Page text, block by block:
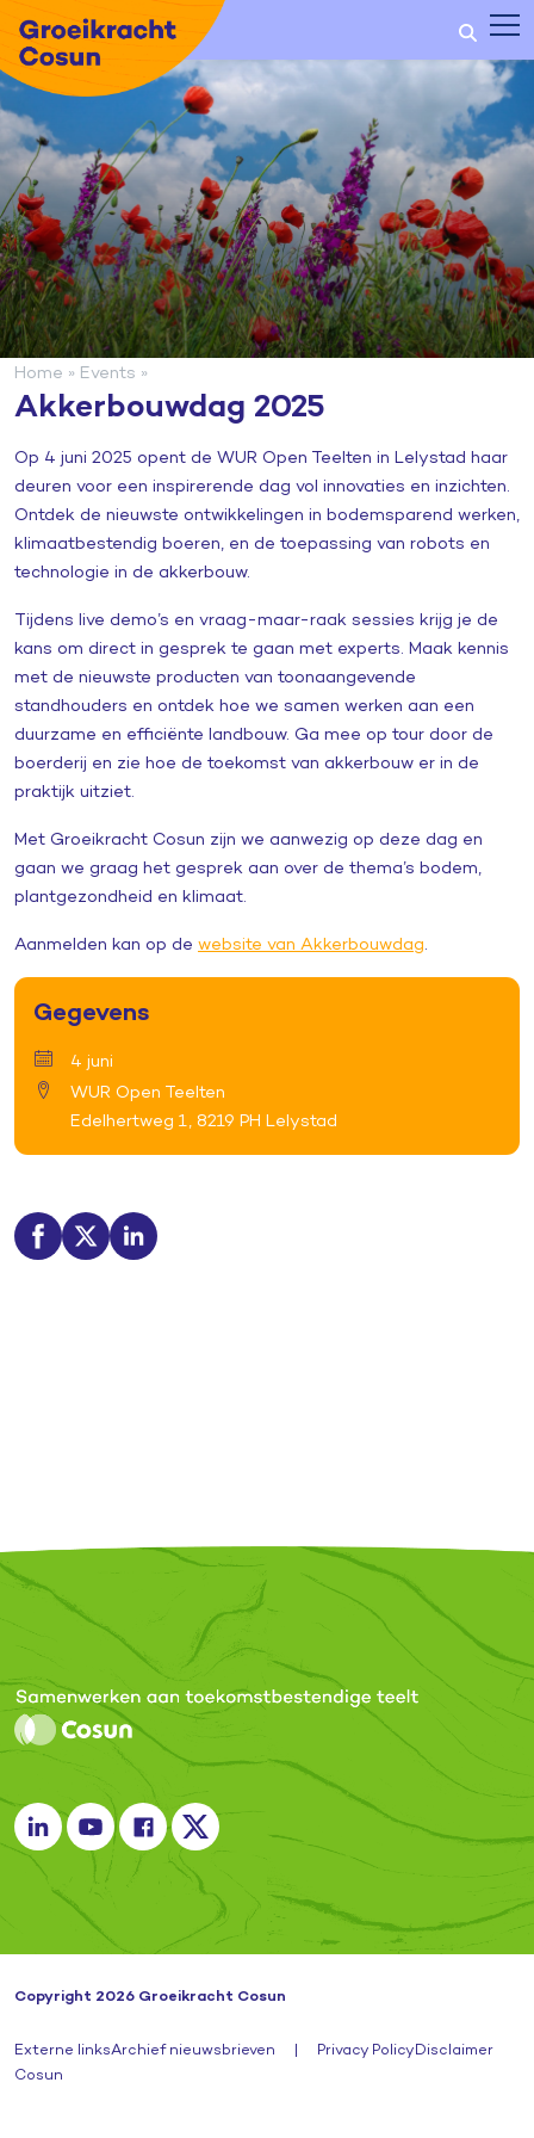
Home » Events »
Akkerbouwdag 2025
Op 4 juni 2025 opent de WUR Open Teelten in Lelystad haar
deuren voor een inspirerende dag vol innovaties en inzichten.
Ontdek de nieuwste ontwikkelingen in bodemsparend werken,
klimaatbestendig boeren, en de toepassing van robots en
technologie in de akkerbouw.
Tijdens live demo’s en vraag-maar-raak sessies krijg je de
kans om direct in gesprek te gaan met experts. Maak kennis
met de nieuwste producten van toonaangevende
standhouders en ontdek hoe we samen werken aan een
duurzame en efficiënte landbouw. Ga mee op tour door de
boerderij en zie hoe de toekomst van akkerbouw er in de
praktijk uitziet.
Met Groeikracht Cosun zijn we aanwezig op deze dag en
gaan we graag het gesprek aan over de thema’s bodem,
plantgezondheid en klimaat.
Aanmelden kan op de website van Akkerbouwdag
Gegevens
4 juni
WUR Open Teelten
Edelhertweg 1, 8219 PH Lelystad
Copyright 2026 Groeikracht Cosun
Externe linksArchief nieuwsbrieven | Privacy PolicyDisclaimer
Cosun